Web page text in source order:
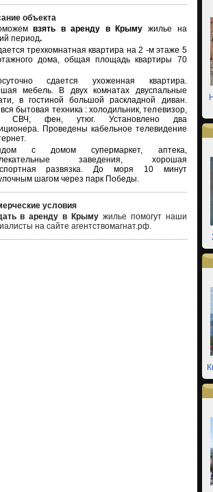
объекта
взять в аренду в Крыму жилье на
период.
трехкомнатная квартира на 2 -м этаже 5
дома, общая площадь квартиры 70
сдается ухоженная квартира.
мебель. В двух комнатах двуспальные
в гостиной большой раскладной диван.
вся бытовая техника : холодильник, телевизор,
СВЧ, фен, утюг. Установлено два
Проведены кабельное телевидение
с домом супермаркет, аптека,
заведения, хорошая
развязка. До моря 10 минут
шагом через парк Победы.
условия
в аренду в Крыму жилье помогут наши
на сайте агентствомагнат.рф.